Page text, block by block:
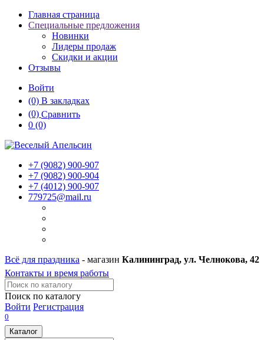
Главная страница
Специальные предложения
Новинки
Лидеры продаж
Скидки и акции
Отзывы
Войти
(0) В закладках
(0) Сравнить
0 (0)
+7 (9082) 900-907
+7 (9082) 900-904
+7 (4012) 900-907
779725@mail.ru
Всё для праздника - магазин Калининград, ул. Челнокова, 42
Контакты и время работы
Поиск по каталогу
Войти Регистрация
0
Каталог